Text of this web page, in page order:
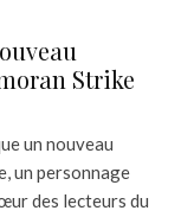
Strike
un nouveau
un personnage
des lecteurs du